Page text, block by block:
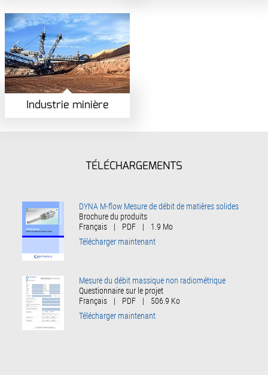
Industrie minière
TÉLÉCHARGEMENTS
DYNA M-flow Mesure de débit de matières solides
Brochure du produits
Français
| PDF |
1.9 Mo
Télécharger maintenant
Mesure du débit massique non radiométrique
Questionnaire sur le projet
Français
| PDF |
506.9 Ko
Télécharger maintenant